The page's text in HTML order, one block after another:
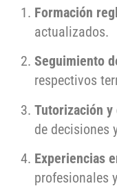
Formación
actualizados.
Seguimiento
respectivos
Tutorización
de decisiones
Experiencias
profesionales